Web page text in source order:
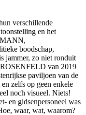
verschillende
en het
boodschap,
jammer, zo niet ronduit
van 2019
paviljoen van de
zelfs op geen enkele
noch visueel. Niets!
en gidsenpersoneel was
waar, wat, waarom?